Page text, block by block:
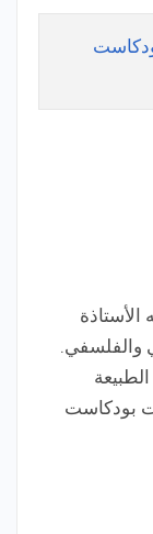
بودكاست
والفلسفي.
بودكاست